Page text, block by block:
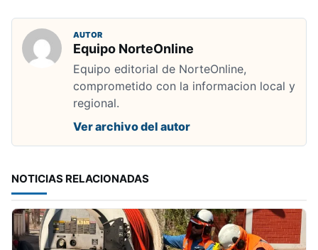
AUTOR
Equipo NorteOnline
Equipo editorial de NorteOnline,
comprometido con la informacion local y
regional.
Ver archivo del autor
NOTICIAS RELACIONADAS